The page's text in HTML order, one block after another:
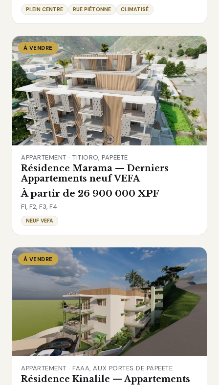
PLEIN CENTRE RUE PIÉTONNE CLIMATISÉ
À VENDRE
APPARTEMENT · TITIORO, PAPEETE
Résidence Marama — Derniers
Appartements neuf VEFA
À partir de 26 900 000 XPF
F1, F2, F3, F4
NEUF VEFA
À VENDRE
APPARTEMENT · FAAA, AUX PORTES DE PAPEETE
Résidence Kinalile — Appartements